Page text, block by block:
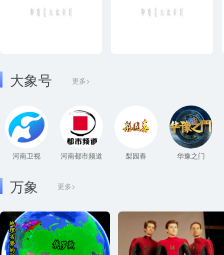
大象号 更多>
河南卫视 河南都市频道 梨园春 华豫之门
更多>
万象